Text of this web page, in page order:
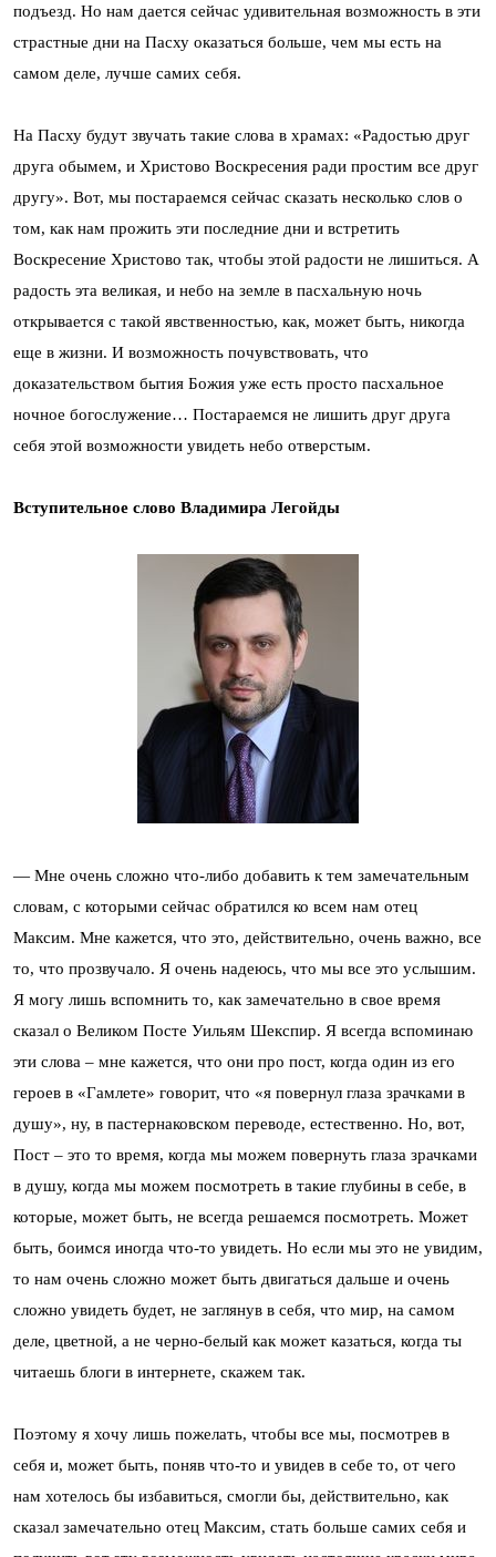
подъезд. Но нам дается сейчас удивительная возможность в эти
страстные дни на Пасху оказаться больше, чем мы есть на
самом деле, лучше самих себя.
На Пасху будут звучать такие слова в храмах: «Радостью друг
друга обымем, и Христово Воскресения ради простим все друг
другу». Вот, мы постараемся сейчас сказать несколько слов о
том, как нам прожить эти последние дни и встретить
Воскресение Христово так, чтобы этой радости не лишиться. А
радость эта великая, и небо на земле в пасхальную ночь
открывается с такой явственностью, как, может быть, никогда
еще в жизни. И возможность почувствовать, что
доказательством бытия Божия уже есть просто пасхальное
ночное богослужение… Постараемся не лишить друг друга
себя этой возможности увидеть небо отверстым.
Вступительное слово Владимира Легойды
— Мне очень сложно что-либо добавить к тем замечательным
словам, с которыми сейчас обратился ко всем нам отец
Максим. Мне кажется, что это, действительно, очень важно, все
то, что прозвучало. Я очень надеюсь, что мы все это услышим.
Я могу лишь вспомнить то, как замечательно в свое время
сказал о Великом Посте Уильям Шекспир. Я всегда вспоминаю
эти слова – мне кажется, что они про пост, когда один из его
героев в «Гамлете» говорит, что «я повернул глаза зрачками в
душу», ну, в пастернаковском переводе, естественно. Но, вот,
Пост – это то время, когда мы можем повернуть глаза зрачками
в душу, когда мы можем посмотреть в такие глубины в себе, в
которые, может быть, не всегда решаемся посмотреть. Может
быть, боимся иногда что-то увидеть. Но если мы это не увидим,
то нам очень сложно может быть двигаться дальше и очень
сложно увидеть будет, не заглянув в себя, что мир, на самом
деле, цветной, а не черно-белый как может казаться, когда ты
читаешь блоги в интернете, скажем так.
Поэтому я хочу лишь пожелать, чтобы все мы, посмотрев в
себя и, может быть, поняв что-то и увидев в себе то, от чего
нам хотелось бы избавиться, смогли бы, действительно, как
сказал замечательно отец Максим, стать больше самих себя и